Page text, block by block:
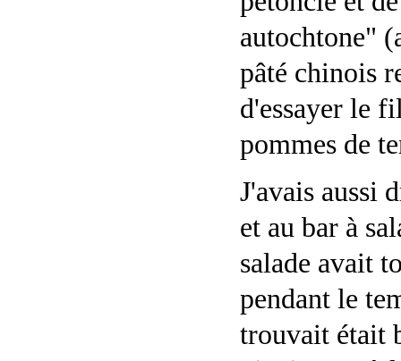
autochtone"
pâté chinois
d'essayer le
pommes de
J'avais aussi
et au bar à
salade avait
pendant le
trouvait était